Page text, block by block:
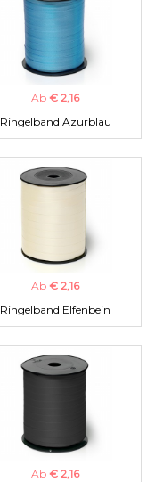
Ab € 2,16
Ringelband Azurblau
Ab € 2,16
Ringelband Elfenbein
Ab € 2,16